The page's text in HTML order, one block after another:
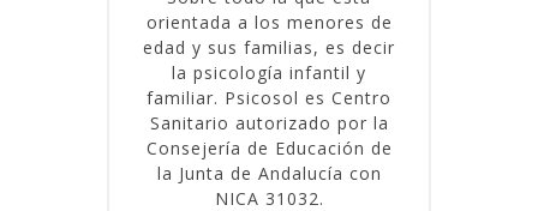
orientada a los menores de
edad y sus familias, es decir
la psicología infantil y
familiar. Psicosol es Centro
Sanitario autorizado por la
Consejería de Educación de
la Junta de Andalucía con
NICA 31032.